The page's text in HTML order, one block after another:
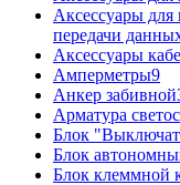
Аксессуары для
передачи
Аксессуары
Амперметры9
Анкер забивной
Арматура
Блок
Блок
Блок клеммной